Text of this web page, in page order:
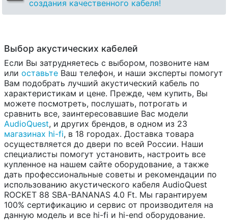
создания качественного кабеля!
Выбор акустических кабелей
Если Вы затрудняетесь с выбором, позвоните нам
или оставьте Ваш телефон, и наши эксперты помогут
Вам подобрать лучший акустический кабель по
характеристикам и цене. Прежде, чем купить, Вы
можете посмотреть, послушать, потрогать и
сравнить все, заинтересовавшие Вас модели
AudioQuest, и других брендов, в одном из 23
магазинах hi-fi, в 18 городах. Доставка товара
осуществляется до двери по всей России. Наши
специалисты помогут установить, настроить все
купленное на нашем сайте оборудование, а также
дать профессиональные советы и рекомендации по
использованию акустического кабеля AudioQuest
ROCKET 88 SBA-BANANAS 4.0 Ft. Мы гарантируем
100% сертификацию и сервис от производителя на
данную модель и все hi-fi и hi-end оборудование.